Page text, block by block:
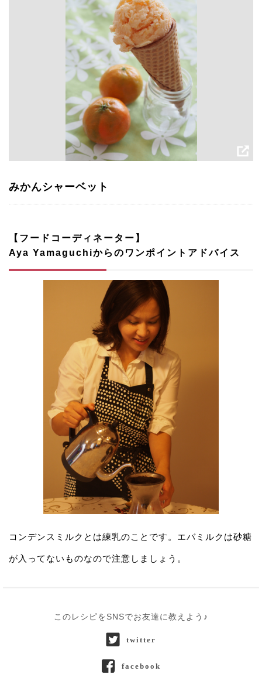
みかんシャーベット
【フードコーディネーター】
Aya Yamaguchiからのワンポイントアドバイス
コンデンスミルクとは練乳のことです。エバミルクは砂糖
が入ってないものなので注意しましょう。
このレシピをSNSでお友達に教えよう♪
twitter
facebook